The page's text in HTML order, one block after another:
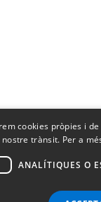
cookies pròpies i
nostre trànsit. Per a
ANALÍTIQUES O